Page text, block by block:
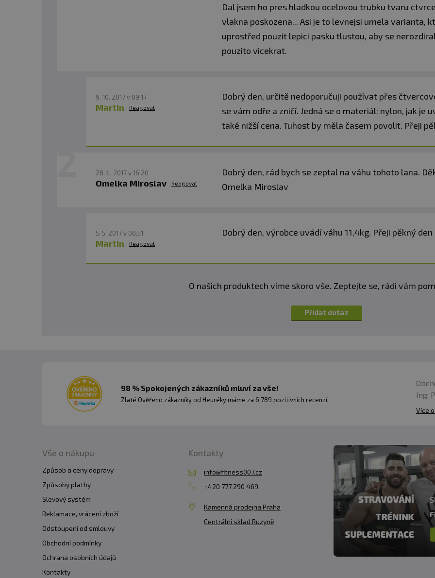
Dal jsem ho pres hladkou ocelovou trubku tvaru
vlakna poskozena... Asi je to levnejsi umela varianta,
uprostřed pouzit lepici pasku tlustou, aby se
pouzito vicekrat.
9. 10. 2017 v 09:17
Martin Reagovat
Dobrý den, určitě nedoporučuji používat přes
se vám odře a zničí. Jedná se o materiál: nylon, jak je
také nižší cena. Tuhost by měla časem povolit. Přeji
28. 4. 2017 v 16:20
Omelka Miroslav Reagovat
Dobrý den, rád bych se zeptal na váhu tohoto lana.
Omelka Miroslav
5. 5. 2017 v 08:51
Martin Reagovat
Dobrý den, výrobce uvádí váhu 11,4kg. Přeji pěkný den
O našich produktech víme skoro vše. Zeptejte se, rádi vám
Přidat dotaz
98 % Spokojených zákazníků mluví za vše!
Zlaté Ověřeno zákazníky od Heuréky máme za 6 789 pozitivních recenzí.
Ing.
Více
Vše o nákupu
Způsob a ceny dopravy
Způsoby platby
Slevový systém
Reklamace, vrácení zboží
Odstoupení od smlouvy
Obchodní podmínky
Ochrana osobních údajů
Kontakty
Kontakty
info@fitness007.cz
+420 777 290 469
Kamenná prodejna Praha
Centrálni sklad Ruzyně